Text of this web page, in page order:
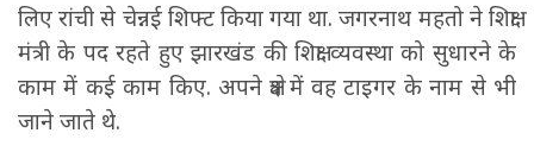
लिए रांची से चेन्नई शिफ्ट किया गया था. जगरनाथ महतो ने शिक्षा
मंत्री के पद रहते हुए झारखंड की शिक्षा व्यवस्था को सुधारने के
काम में कई काम किए. अपने क्षेत्र में वह टाइगर के नाम से भी
जाने जाते थे.